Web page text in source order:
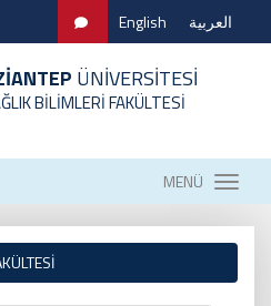
English العربية
ÜNİVERSİTESİ
BİLİMLERİ FAKÜLTESİ
MENÜ